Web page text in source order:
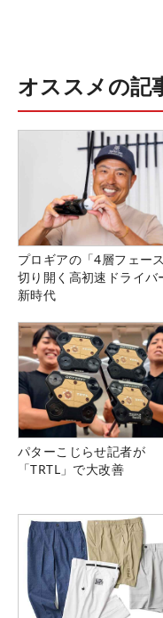
オススメの記
プロギアの「4層フェー
切り開く高初速ドライバ
新時代
パターこじらせ記者が
「TRTL」で大改善